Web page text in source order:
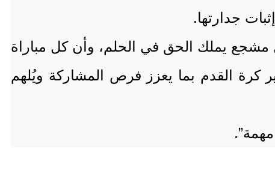
جدارتها.
مشجع يملك الحق في الحلم، وأن كل مباراة
كرة القدم بما يعزز فرص المشاركة ويُلهم